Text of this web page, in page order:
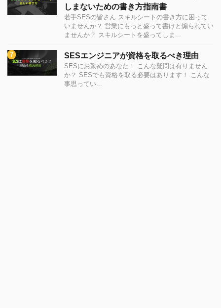
しまないための書き方指南書
若手SESの皆さん スキルシートの書き方に困って
いませんか？ 営業にもっと盛って書けと煽られてい
ませんか？ スキルシートを盛ってしま...
SESエンジニアが資格を取るべき理由
SESにお勤めのあなた！ こんな疑問は有りません
か？ SESでも資格を取る必要はあります！ こんな
事思ってい...